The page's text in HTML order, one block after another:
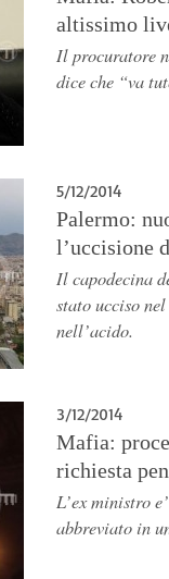
altissimo
Il procuratore
dice che “va
5/12/2014
Palermo:
l’uccisione
Il capodecina
stato ucciso
nell’acido.
3/12/2014
Mafia:
richiesta
L’ex ministro
abbreviato in